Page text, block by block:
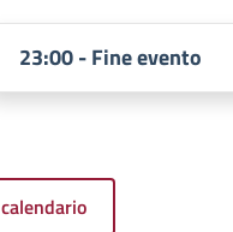
23:00 - Fine evento